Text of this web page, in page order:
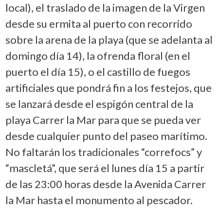
local), el traslado de la imagen de la Virgen
desde su ermita al puerto con recorrido
sobre la arena de la playa (que se adelanta al
domingo día 14), la ofrenda floral (en el
puerto el día 15), o el castillo de fuegos
artificiales que pondrá fin a los festejos, que
se lanzará desde el espigón central de la
playa Carrer la Mar para que se pueda ver
desde cualquier punto del paseo marítimo.
No faltarán los tradicionales “correfocs” y
“mascletá”, que será el lunes día 15 a partir
de las 23:00 horas desde la Avenida Carrer
la Mar hasta el monumento al pescador.